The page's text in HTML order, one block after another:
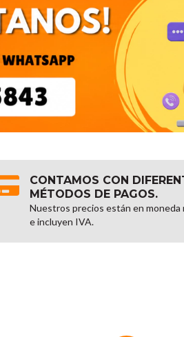
CONTAMOS CON
MÉTODOS DE PAGOS.
Nuestros precios están en moneda
e incluyen IVA.